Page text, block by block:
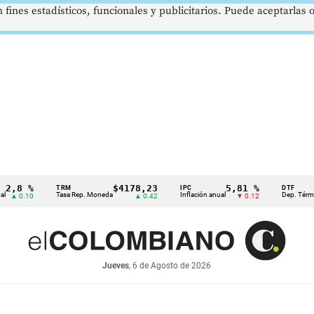
TRM
Tasa Rep. Moneda
$4178,23
▲ 0.42
IPC
Inflación anual
5,81 %
▼ 0.12
DTF
Dep. Término Fijo
Jueves, 6 de Agosto de 2026
estadísticos, funcionales y publicitarios. Puede aceptarlas